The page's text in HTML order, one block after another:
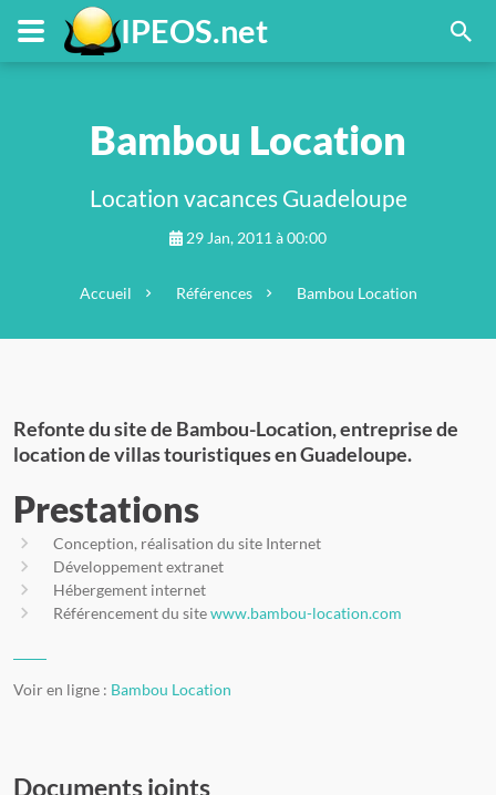
Menu principal
Contenu principal
Pied de page IPEOS.net
Bambou Location
Location vacances Guadeloupe
29 Jan, 2011 à 00:00
Accueil Références Bambou Location
Refonte du site de Bambou-Location, entreprise de
location de villas touristiques en Guadeloupe.
Prestations
Conception, réalisation du site Internet
Développement extranet
Hébergement internet
Référencement du sitewww.bambou-location.com
Voir en ligne : Bambou Location
Documents joints